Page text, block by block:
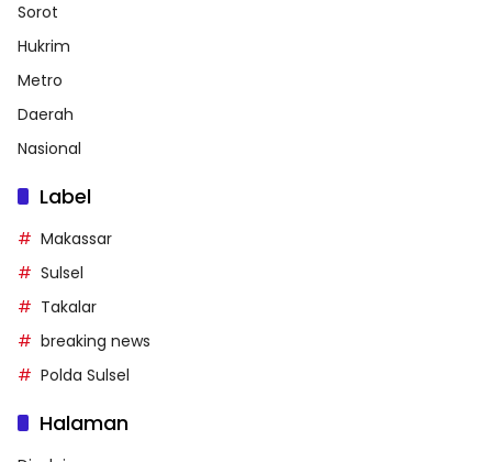
Sorot
Hukrim
Metro
Daerah
Nasional
Label
Makassar
Sulsel
Takalar
breaking news
Polda Sulsel
Halaman